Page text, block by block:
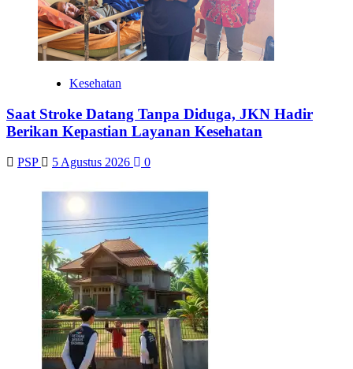
Kesehatan
Saat Stroke Datang Tanpa Diduga, JKN Hadir
Berikan Kepastian Layanan Kesehatan
PSP 5 Agustus 2026 0